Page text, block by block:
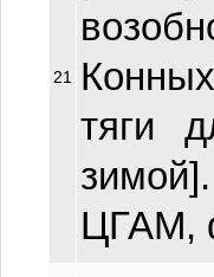
21
тяги
ЦГАМ,